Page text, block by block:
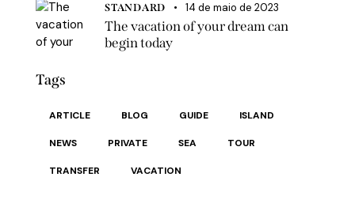
STANDARD 14 de maio de 2023
The vacation of your dream can
begin today
Tags
ARTICLE BLOG GUIDE ISLAND
NEWS PRIVATE SEA TOUR
TRANSFER VACATION